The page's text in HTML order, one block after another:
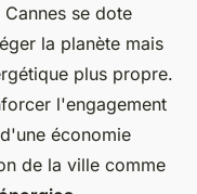
se dote
la planète mais
plus propre.
l'engagement
économie
de la ville comme